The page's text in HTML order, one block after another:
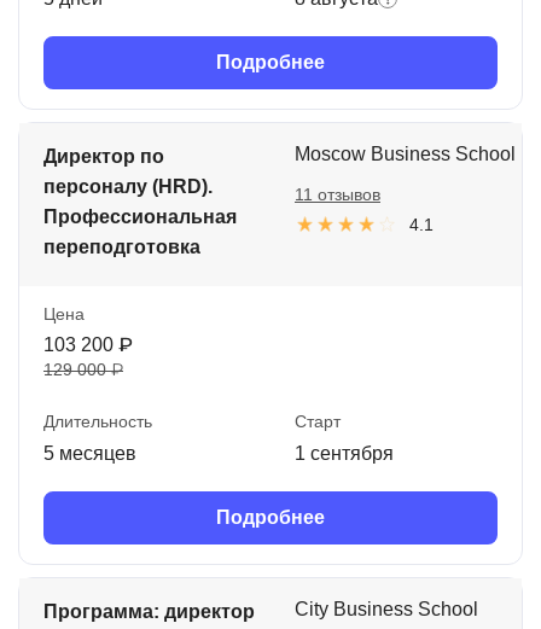
Подробнее
Директор по
персоналу (HRD).
Профессиональная
переподготовка
Moscow Business School
4.1
11 отзывов
Цена
103 200 ₽
129 000 ₽
Длительность
5 месяцев
Старт
1 сентября
Подробнее
Программа: директор
City Business School